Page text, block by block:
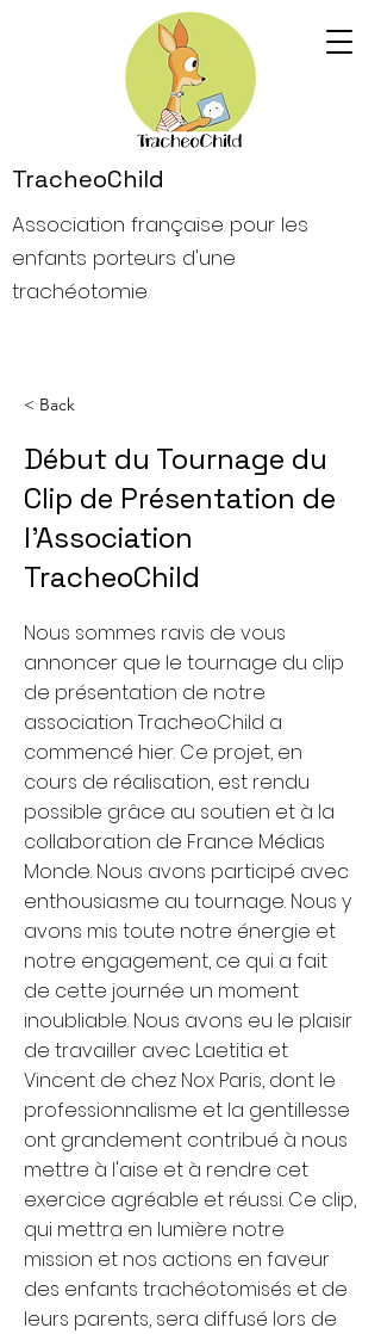
TracheoChild
Association française pour les
enfants porteurs d'une
trachéotomie
< Back
Début du Tournage du
Clip de Présentation de
l'Association
TracheoChild
Nous sommes ravis de vous
annoncer que le tournage du clip
de présentation de notre
association TracheoChild a
commencé hier. Ce projet, en
cours de réalisation, est rendu
possible grâce au soutien et à la
collaboration de France Médias
Monde. Nous avons participé avec
enthousiasme au tournage. Nous y
avons mis toute notre énergie et
notre engagement, ce qui a fait
de cette journée un moment
inoubliable. Nous avons eu le plaisir
de travailler avec Laetitia et
Vincent de chez Nox Paris, dont le
professionnalisme et la gentillesse
ont grandement contribué à nous
mettre à l'aise et à rendre cet
exercice agréable et réussi. Ce clip,
qui mettra en lumière notre
mission et nos actions en faveur
des enfants trachéotomisés et de
leurs parents, sera diffusé lors de